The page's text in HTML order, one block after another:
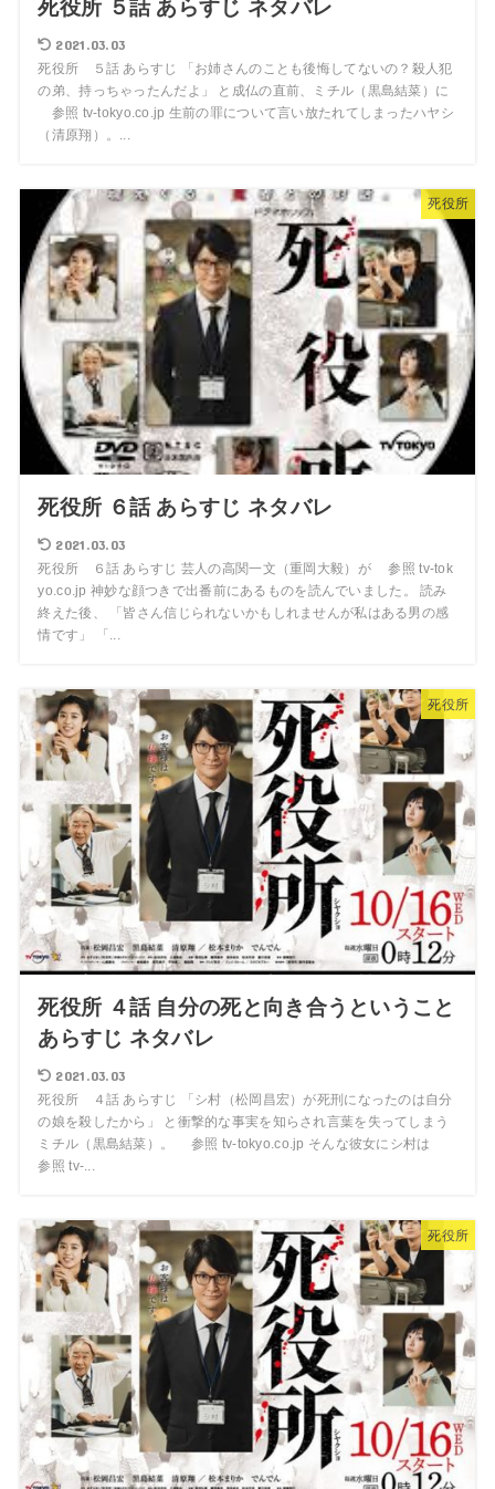
死役所 ５話 あらすじ ネタバレ
2021.03.03
死役所 ５話 あらすじ 「お姉さんのことも後悔してないの？殺人犯
の弟、持っちゃったんだよ」 と成仏の直前、ミチル（黒島結菜）に
参照 tv-tokyo.co.jp 生前の罪について言い放たれてしまったハヤシ
（清原翔）。...
死役所
死役所 ６話 あらすじ ネタバレ
2021.03.03
死役所 ６話 あらすじ 芸人の高関一文（重岡大毅）が 参照 tv-tok
yo.co.jp 神妙な顔つきで出番前にあるものを読んでいました。 読み
終えた後、 「皆さん信じられないかもしれませんが私はある男の感
情です」 「...
死役所
死役所 ４話 自分の死と向き合うということ
あらすじ ネタバレ
2021.03.03
死役所 ４話 あらすじ 「シ村（松岡昌宏）が死刑になったのは自分
の娘を殺したから」 と衝撃的な事実を知らされ言葉を失ってしまう
ミチル（黒島結菜）。 参照 tv-tokyo.co.jp そんな彼女にシ村は
参照 tv-...
死役所